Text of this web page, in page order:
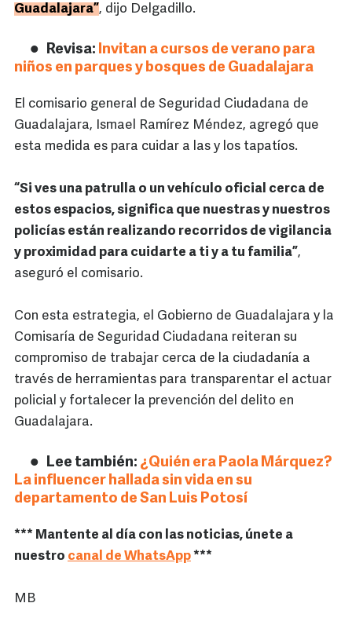
Guadalajara”, dijo Delgadillo.
Revisa: Invitan a cursos de verano para
niños en parques y bosques de Guadalajara
El comisario general de Seguridad Ciudadana de
Guadalajara, Ismael Ramírez Méndez, agregó que
esta medida es para cuidar a las y los tapatíos.
“Si ves una patrulla o un vehículo oficial cerca de
estos espacios, significa que nuestras y nuestros
policías están realizando recorridos de vigilancia
y proximidad para cuidarte a ti y a tu familia”,
aseguró el comisario.
Con esta estrategia, el Gobierno de Guadalajara y la
Comisaría de Seguridad Ciudadana reiteran su
compromiso de trabajar cerca de la ciudadanía a
través de herramientas para transparentar el actuar
policial y fortalecer la prevención del delito en
Guadalajara.
Lee también: ¿Quién era Paola Márquez?
La influencer hallada sin vida en su
departamento de San Luis Potosí
*** Mantente al día con las noticias, únete a
nuestro canal de WhatsApp***
MB